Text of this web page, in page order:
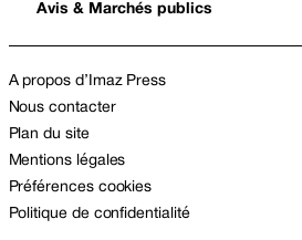
Avis & Marchés publics
A propos d’Imaz Press
Nous contacter
Plan du site
Mentions légales
Préférences cookies
Politique de confidentialité